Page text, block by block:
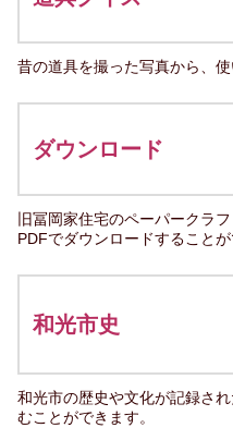
昔の道具を撮った写真から、
ダウンロード
旧冨岡家住宅のペーパークラ
PDFでダウンロードすることが
和光市史
和光市の歴史や文化が記録さ
むことができます。